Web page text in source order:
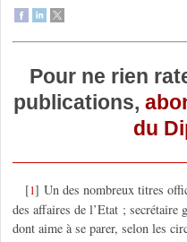
Pour ne rien
publications,
du
[1]Un des nombreux titres
des affaires de l’Etat ; secrétaire
dont aime à se parer, selon les